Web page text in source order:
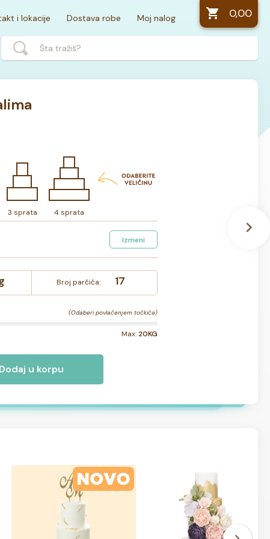
i lokacije Dostava robe Moj nalog 0,00
3 sprata 4 sprata
Izmeni
Broj parčića: 17
(Odaberi povlačenjem točkića)
Max: 20KG
Dodaj u korpu